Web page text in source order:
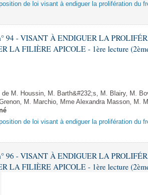
de loi visant à endiguer la prolifération du
94 - VISANT À ENDIGUER LA
LA FILIÈRE APICOLE - 1ère lecture
de M. Houssin, M. Barth&#232;s, M. Blairy, M.
M. Marchio, Mme Alexandra Masson, M.
de loi visant à endiguer la prolifération du
96 - VISANT À ENDIGUER LA
LA FILIÈRE APICOLE - 1ère lecture